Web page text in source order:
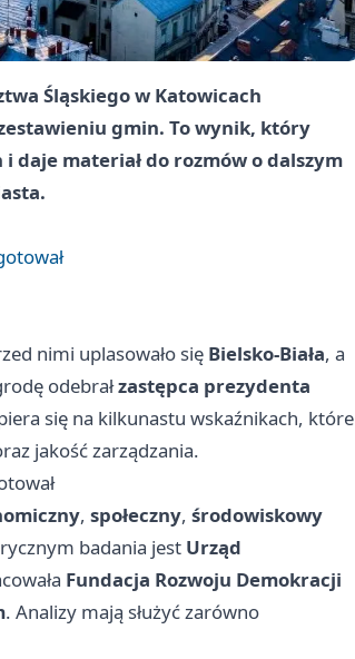
Śląskiego w Katowicach
gmin. To wynik, który
materiał do rozmów o dalszym
nimi uplasowało się Bielsko‑Biała, a
odebrałzastępca prezydenta
się na kilkunastu wskaźnikach, które
jakość zarządzania.
, społeczny, środowiskowy
badania jest Urząd
Fundacja Rozwoju Demokracji
. Analizy mają służyć zarówno